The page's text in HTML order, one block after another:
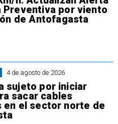
Preventiva por viento
de Antofagasta
4 de agosto de 2026
sujeto por iniciar
sacar cables
en el sector norte de